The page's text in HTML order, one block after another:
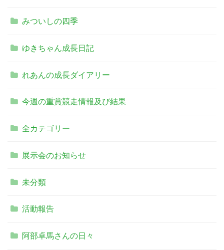
みついしの四季
ゆきちゃん成長日記
れあんの成長ダイアリー
今週の重賞競走情報及び結果
全カテゴリー
展示会のお知らせ
未分類
活動報告
阿部卓馬さんの日々